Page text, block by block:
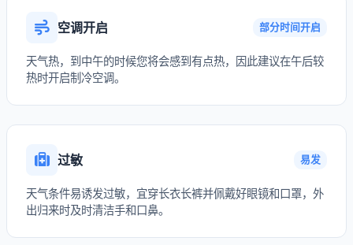
空调开启 部分时间开启
天气热，到中午的时候您将会感到有点热，因此建议在午后较
热时开启制冷空调。
过敏 易发
天气条件易诱发过敏，宜穿长衣长裤并佩戴好眼镜和口罩，外
出归来时及时清洁手和口鼻。